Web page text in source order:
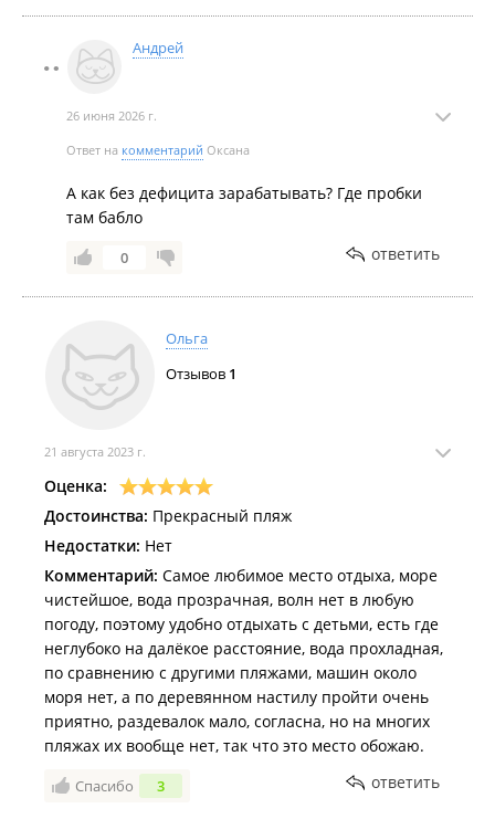
Андрей
26 июня 2026 г.
Ответ на комментарий Оксана
А как без дефицита зарабатывать? Где пробки
там бабло
0 ответить
Ольга
Отзывов 1
21 августа 2023 г.
Оценка:
Достоинства: Прекрасный пляж
Недостатки: Нет
Комментарий: Самое любимое место отдыха, море
чистейшое, вода прозрачная, волн нет в любую
погоду, поэтому удобно отдыхать с детьми, есть где
неглубоко на далёкое расстояние, вода прохладная,
по сравнению с другими пляжами, машин около
моря нет, а по деревянном настилу пройти очень
приятно, раздевалок мало, согласна, но на многих
пляжах их вообще нет, так что это место обожаю.
Спасибо 3 ответить